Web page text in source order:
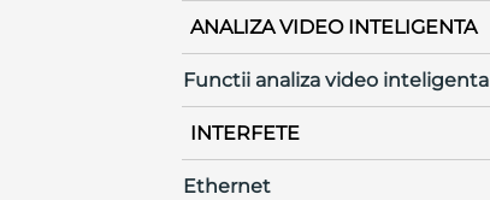
ANALIZA VIDEO INTELIGENTA
Functii analiza video inteligenta
INTERFETE
Ethernet